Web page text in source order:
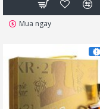
Mua ngay